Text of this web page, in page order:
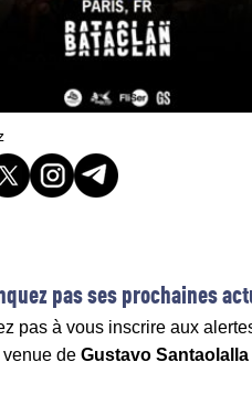
pas ses prochaines
pas à vous inscrire aux
de Gustavo Santaolalla